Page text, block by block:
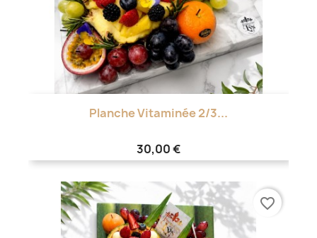
Planche Vitaminée 2/3...
30,00 €
favorite_border